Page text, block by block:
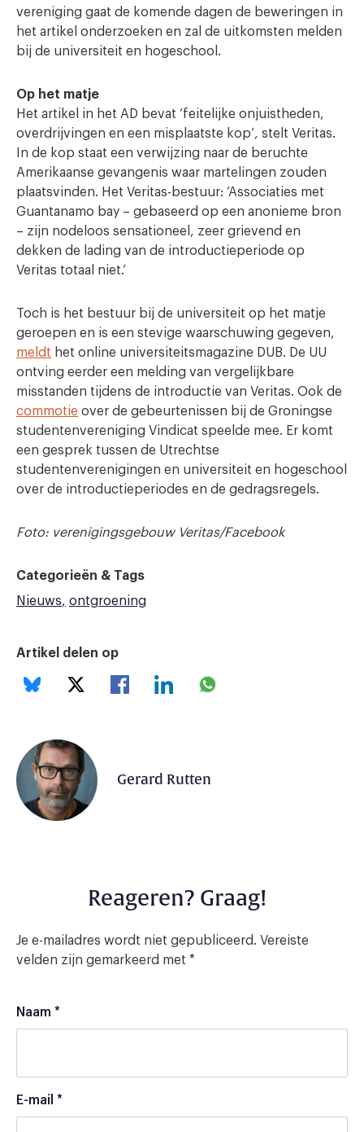
vereniging gaat de komende dagen de beweringen in
het artikel onderzoeken en zal de uitkomsten melden
bij de universiteit en hogeschool.
Op het matje
Het artikel in het AD bevat ‘feitelijke onjuistheden,
overdrijvingen en een misplaatste kop’, stelt Veritas.
In de kop staat een verwijzing naar de beruchte
Amerikaanse gevangenis waar martelingen zouden
plaatsvinden. Het Veritas-bestuur: ‘Associaties met
Guantanamo bay – gebaseerd op een anonieme bron
– zijn nodeloos sensationeel, zeer grievend en
dekken de lading van de introductieperiode op
Veritas totaal niet.’
Toch is het bestuur bij de universiteit op het matje
geroepen en is een stevige waarschuwing gegeven,
meldt het online universiteitsmagazine DUB. De UU
ontving eerder een melding van vergelijkbare
misstanden tijdens de introductie van Veritas. Ook de
commotie over de gebeurtenissen bij de Groningse
studentenvereniging Vindicat speelde mee. Er komt
een gesprek tussen de Utrechtse
studentenverenigingen en universiteit en hogeschool
over de introductieperiodes en de gedragsregels.
Foto: verenigingsgebouw Veritas/Facebook
Categorieën & Tags
Nieuws
ontgroening
Artikel delen op
Gerard Rutten
Reageren? Graag!
Je e-mailadres wordt niet gepubliceerd. Vereiste
velden zijn gemarkeerd met *
Naam *
E-mail *